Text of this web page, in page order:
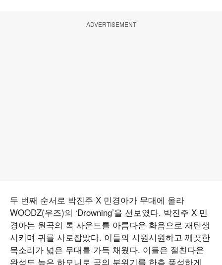
ADVERTISEMENT
두 번째 순서로 박진주 X 민경아가 무대에 올라
WOODZ(우즈)의 ‘Drowning’을 선보였다. 박진주 X 민
경아는 원곡의 록 사운드를 아름다운 화음으로 재탄생
시키며 귀를 사로잡았다. 이들의 시원시원하고 깨끗한
목소리가 넓은 무대를 가득 채웠다. 이들은 절친다운
완성도 높은 하모니로 곡의 분위기를 한층 풍성하게